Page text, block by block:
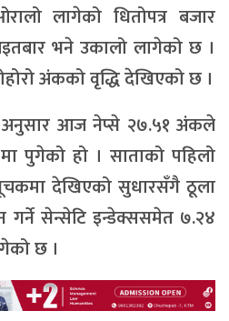
लागेको धितोपत्र बजार
भने उकालो लागेको छ ।
अंकको वृद्धि देखिएको छ ।
आज नेप्से २७.५१ अंकले
पुगेको हो । साताको पहिलो
देखिएको सुधारसँगै ठूला
गर्ने सेन्सेटि इन्डेक्ससमेत ७.२४
छ ।